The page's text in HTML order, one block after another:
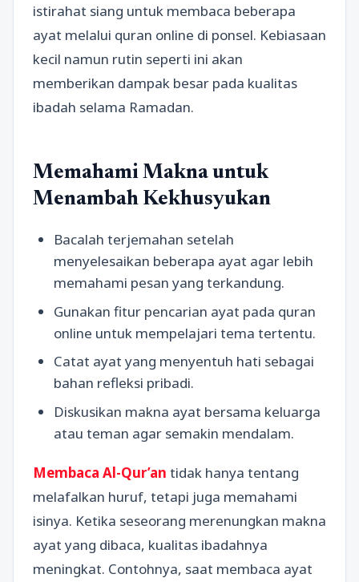
istirahat siang untuk membaca beberapa
ayat melalui quran online di ponsel. Kebiasaan
kecil namun rutin seperti ini akan
memberikan dampak besar pada kualitas
ibadah selama Ramadan.
Memahami Makna untuk
Menambah Kekhusyukan
Bacalah terjemahan setelah
menyelesaikan beberapa ayat agar lebih
memahami pesan yang terkandung.
Gunakan fitur pencarian ayat pada quran
online untuk mempelajari tema tertentu.
Catat ayat yang menyentuh hati sebagai
bahan refleksi pribadi.
Diskusikan makna ayat bersama keluarga
atau teman agar semakin mendalam.
Membaca Al-Qur’an tidak hanya tentang
melafalkan huruf, tetapi juga memahami
isinya. Ketika seseorang merenungkan makna
ayat yang dibaca, kualitas ibadahnya
meningkat. Contohnya, saat membaca ayat